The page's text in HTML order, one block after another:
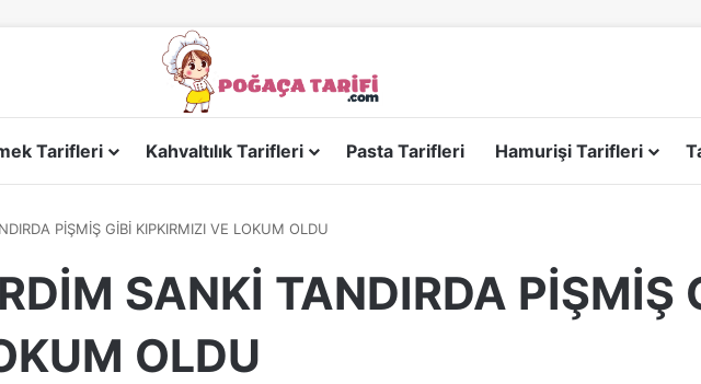
Tarifleri Kahvaltılık Tarifleri Pasta Tarifleri Hamurişi Tarifleri
PİŞMİŞ GİBİ KIPKIRMIZI VE LOKUM OLDU
SANKİ TANDIRDA PİŞMİŞ
OLDU